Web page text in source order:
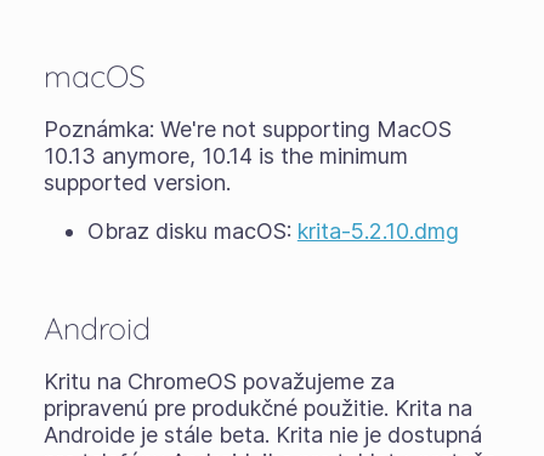
macOS
Poznámka: We're not supporting MacOS
10.13 anymore, 10.14 is the minimum
supported version.
Obraz disku macOS: krita-5.2.10.dmg
Android
Kritu na ChromeOS považujeme za
pripravenú pre produkčné použitie. Krita na
Androide je stále beta. Krita nie je dostupná